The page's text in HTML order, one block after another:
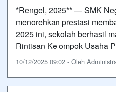
*Rengel, 2025** — SMK
menorehkan prestasi
2025 ini, sekolah berhasil
Rintisan Kelompok Usaha
10/12/2025 09:02 - Oleh